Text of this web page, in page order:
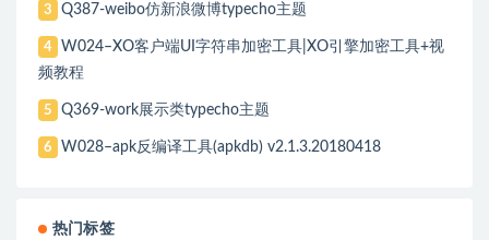
3 Q387-weibo仿新浪微博typecho主题
4
W024–XO客户端UI字符串加密工具|XO引擎加密工具+视
频教程
5 Q369-work展示类typecho主题
6 W028–apk反编译工具(apkdb) v2.1.3.20180418
热门标签